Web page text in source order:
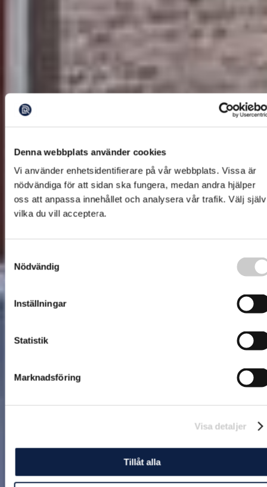
Denna webbplats använder cookies
Vi använder enhetsidentifierare på vår webbplats. Vissa är
nödvändiga för att sidan ska fungera, medan andra hjälper
oss att anpassa innehållet och analysera vår trafik. Välj själv
vilka du vill acceptera.
Nödvändig
Inställningar
Statistik
Marknadsföring
Visa detaljer
Tillåt alla